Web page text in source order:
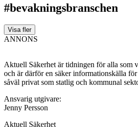
#bevakningsbranschen
Visa fler
ANNONS
Aktuell Säkerhet är tidningen för alla som
och är därför en säker informationskälla
såväl privat som statlig och kommunal
Ansvarig utgivare:
Jenny Persson
Aktuell Säkerhet